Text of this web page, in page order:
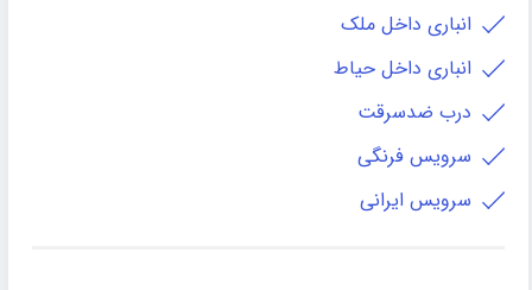
انباری داخل ملک
انباری داخل حیاط
درب ضدسرقت
سرویس فرنگی
سرویس ایرانی